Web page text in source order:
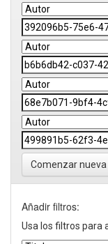
Comenzar
Añadir filtros:
Usa los filtros para